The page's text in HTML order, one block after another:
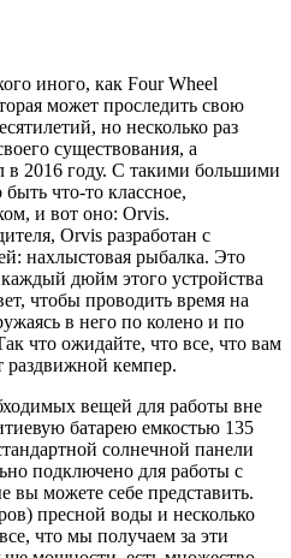
иного, как Four Wheel
может проследить свою
но несколько раз
существования, а
в 2016 году. С такими большими
что-то классное,
и вот оно: Orvis.
Orvis разработан с
нахлыстовая рыбалка. Это
дюйм этого устройства
чтобы проводить время на
в него по колено и по
что ожидайте, что все, что вам
раздвижной кемпер.
вещей для работы вне
батарею емкостью 135
солнечной панели
подключено для работы с
можете себе представить.
пресной воды и несколько
что мы получаем за эти